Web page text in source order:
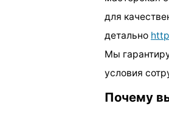
для
детально
Мы
условия
Почему